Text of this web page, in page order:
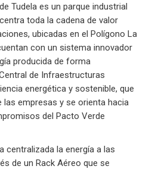
Tudela es un parque industrial
toda la cadena de valor
ubicadas en el Polígono La
con un sistema innovador
producida de forma
de Infraestructuras
energética y sostenible, que
empresas y se orienta hacia
del Pacto Verde
centralizada la energía a las
de un Rack Aéreo que se